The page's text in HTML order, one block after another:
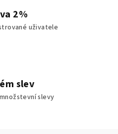
2%
uživatele
slev
slevy